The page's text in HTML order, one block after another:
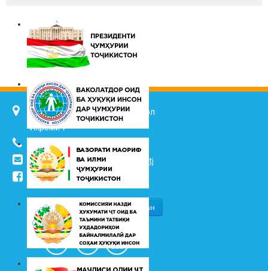
734025, ш. Душанбе, кӯч. Ҷалол
Икромӣ 7
(+992 37) 2217352
info@vhk.tj
info@ombudsman.tj
/kudakon